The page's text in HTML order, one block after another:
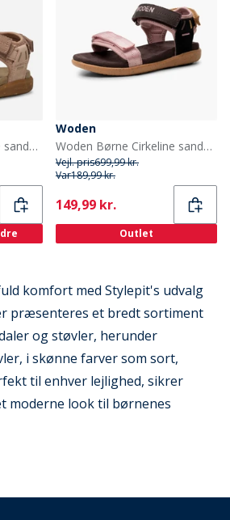
Woden Børne Cirkeline sandaler 800 Dry Rose
Woden
Woden Børne Cirkeline sandaler 516 Zephyr
Vejl. pris699,99 kr.
Var189,99 kr.
Current
149,99 kr.
Outlet
komfort med Stylepit's udvalg
præsenteres et bredt sortiment
og støvler, herunder
i skønne farver som sort,
til enhver lejlighed, sikrer
moderne look til børnenes